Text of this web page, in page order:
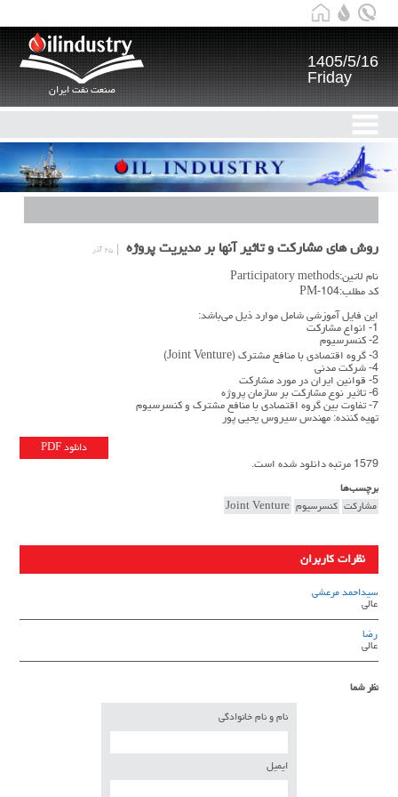
صنعت نفت ایران
1405/5/16
Friday
روش های مشارکت و تاثیر آنها بر مدیریت پروژه ۲۵ آذر
نام لاتین:Participatory methods
کد مطلب:PM-104
این فایل آموزشی شامل موارد ذیل می‌باشد:
1- انواع مشاركت
2- كنسرسيوم
3- گروه اقتصادي با منافع مشترك (Joint Venture)
4- شركت مدني
5- قوانين ايران در مورد مشاركت
6- تاثير نوع مشاركت بر سازمان پروژه
7- تفاوت بين گروه اقتصادي با منافع مشترك و كنسرسيوم
تهیه کننده: مهندس سیروس یحیی پور
دانلود PDF
1579 مرتبه دانلود شده است.
برچسب‌ها
مشاركت كنسرسيوم Joint Venture
نظرات کاربران
سیداحمد مرعشی
عالی
رضا
عالی
نظر شما
نام و نام خانوادگی
ایمیل